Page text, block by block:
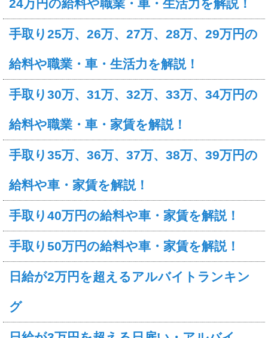
24万円の給料や職業・車・生活力を解説！
手取り25万、26万、27万、28万、29万円の
給料や職業・車・生活力を解説！
手取り30万、31万、32万、33万、34万円の
給料や職業・車・家賃を解説！
手取り35万、36万、37万、38万、39万円の
給料や車・家賃を解説！
手取り40万円の給料や車・家賃を解説！
手取り50万円の給料や車・家賃を解説！
日給が2万円を超えるアルバイトランキン
グ